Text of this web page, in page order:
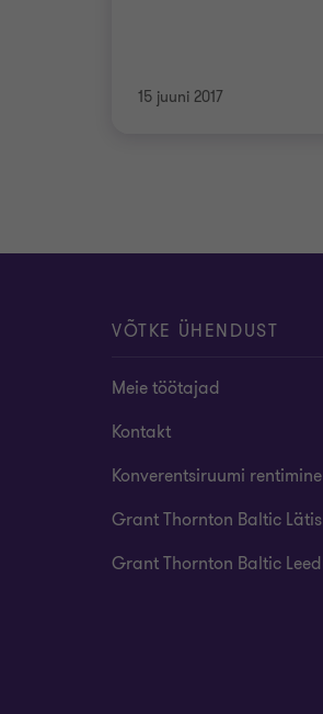
15 juuni 2017
VÕTKE ÜHENDUST
Meie töötajad
Kontakt
Konverentsiruumi rentimine
Grant Thornton Baltic Lätis
Grant Thornton Baltic